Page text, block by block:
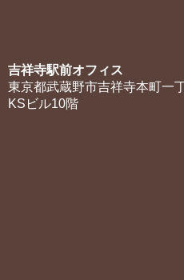
吉祥寺駅前オフィス
東京都武蔵野市吉祥寺本町一
KSビル10階